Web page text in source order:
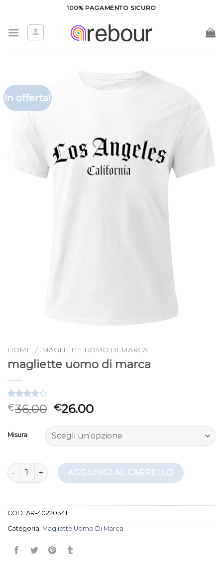
contenuti
100% PAGAMENTO SICURO
In offerta!
HOME / MAGLIETTE UOMO DI MARCA
magliette uomo di marca
Valutato
3.67su
3
recensioni
€36.00 €26.00
Misura
magliette uomo di marca quantità
AGGIUNGI AL CARRELLO
COD: AR-40220341
Categoria: Magliette Uomo Di Marca